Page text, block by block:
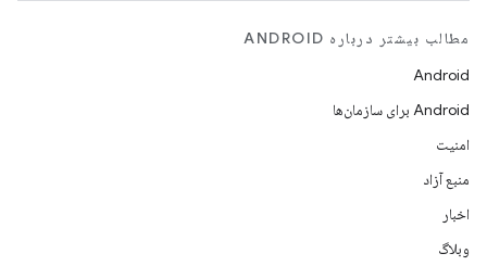
مطالب بیشتر درباره ANDROID
Android
Android برای سازمان‌ها
امنیت
منبع آزاد
اخبار
وبلاگ